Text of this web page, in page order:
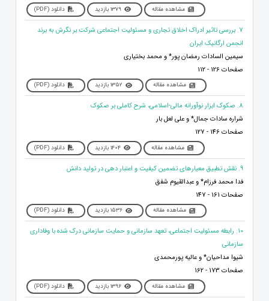
مشاهده مقاله 1379 بازدید دانلود (PDF)
7. بررسی تاثیر ادراک اخلاق تجاری و مسئولیت اجتماعی شرکت بر نگرش به برند
انجمن ارگانیک ایران
سیمین السادات رمضان پور* و محمد بختیاری
صفحات 126 - 112
مشاهده مقاله 1352 بازدید دانلود (PDF)
8. صکوک ابزار نوآورانه مالی-اسلامی، شرح کاملی بر صکوک
شراره سادات جمال* و علی لعل بار
صفحات 146 - 127
مشاهده مقاله 1404 بازدید دانلود (PDF)
9. نقش تطبیق معیارهای تضمین کیفیت و اعتبار دهی در تولید دانش
فدا محمد فرزام* و عبدالقیوم شفق
صفحات 161 - 147
مشاهده مقاله 1536 بازدید دانلود (PDF)
10. رابطه مسئولیت اجتماعی، تعهد سازمانی و حمایت سازمانی درک شده با وفاداری
سازمانی
شیوا مداحیان* و عالیه پورمحمدی
صفحات 173 - 162
مشاهده مقاله 1396 بازدید دانلود (PDF)